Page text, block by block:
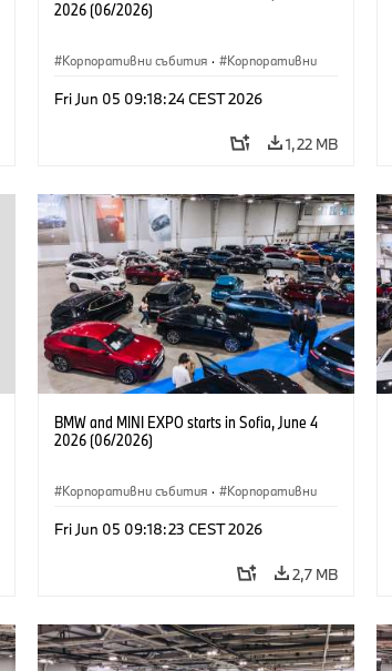
2026 (06/2026)
Корпоративни събития · Корпоративни
Fri Jun 05 09:18:24 CEST 2026
1,22 MB
BMW and MINI EXPO starts in Sofia, June 4
2026 (06/2026)
Корпоративни събития · Корпоративни
Fri Jun 05 09:18:23 CEST 2026
2,7 MB